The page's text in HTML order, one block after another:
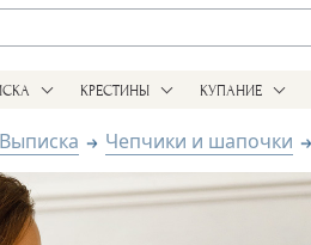
КРЕСТИНЫ КУПАНИЕ
Выписка Чепчики и шапочки